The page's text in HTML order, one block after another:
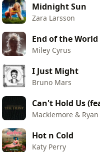
Midnight Sun
Zara Larsson
End of the World
Miley Cyrus
I Just Might
Bruno Mars
Can't Hold Us
Macklemore & Ryan
Hot n Cold
Katy Perry